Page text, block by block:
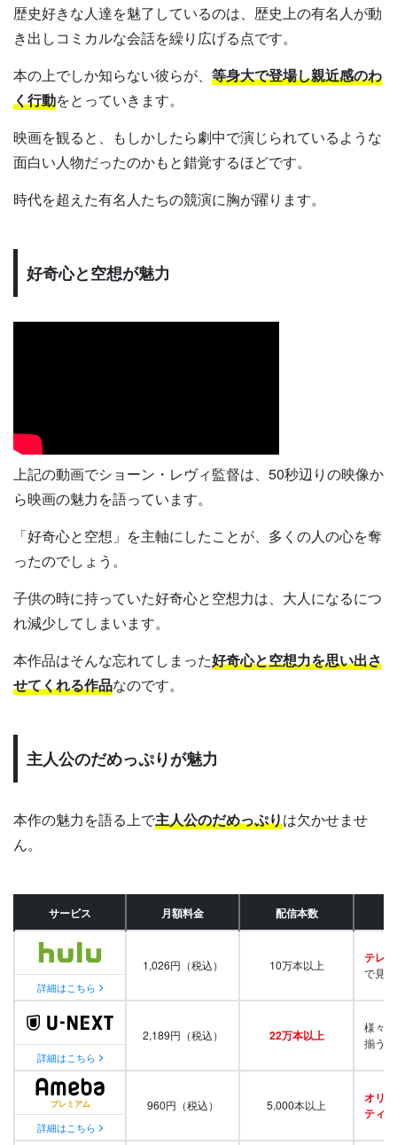
歴史好きな人達を魅了しているのは、歴史上の有名人が動
き出しコミカルな会話を繰り広げる点です。
本の上でしか知らない彼らが、 等身大で登場し親近感のわ
く行動をとっていきます。
映画を観ると、もしかしたら劇中で演じられているような
面白い人物だったのかもと錯覚するほどです。
時代を超えた有名人たちの競演に胸が躍ります。
好奇心と空想が魅力
上記の動画でショーン・レヴィ監督は、50秒辺りの映像か
ら映画の魅力を語っています。
「好奇心と空想」を主軸にしたことが、多くの人の心を奪
ったのでしょう。
子供の時に持っていた好奇心と空想力は、大人になるにつ
れ減少してしまいます。
本作品はそんな忘れてしまった好奇心と空想力を思い出さ
せてくれる作品なのです。
主人公のだめっぷりが魅力
本作の魅力を語る上で主人公のだめっぷりは欠かせませ
ん。
サービス 月額料金 配信本数
詳細はこちら
1,026円（税込） 10万本以上 テレビ
で見
詳細はこちら
2,189円（税込） 22万本以上
様々
揃う
詳細はこちら
960円（税込） 5,000本以上
オリ
ティ